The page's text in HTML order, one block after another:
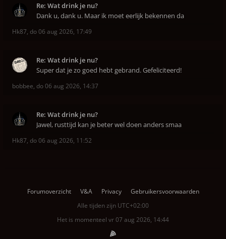
Re: Wat drink je nu?
Dank u, dank u. Maar ik moet eerlijk bekennen da
Hk87, do 06 aug 2026, 17:49
Re: Wat drink je nu?
Super dat je zo goed hebt gebrand. Gefeliciteerd!
bobbee, do 06 aug 2026, 14:37
Re: Wat drink je nu?
Jawel, rusttijd kan je beter wel doen anders smaa
Hk87, do 06 aug 2026, 11:52
Forumoverzicht V&A Privacy
Gebruikersvoorwaarden
Alle tijden zijn UTC+02:00
Het is momenteel vr 07 aug 2026, 14:44